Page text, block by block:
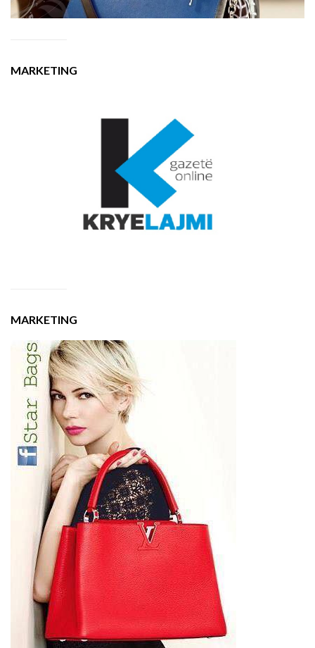
MARKETING
MARKETING